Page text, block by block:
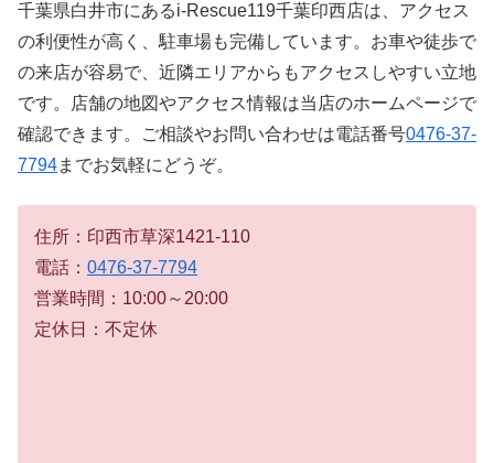
千葉県白井市にあるi-Rescue119千葉印西店は、アクセス
の利便性が高く、駐車場も完備しています。お車や徒歩で
の来店が容易で、近隣エリアからもアクセスしやすい立地
です。店舗の地図やアクセス情報は当店のホームページで
確認できます。ご相談やお問い合わせは電話番号0476-37-
7794までお気軽にどうぞ。
住所：印西市草深1421-110
電話： 0476-37-7794
営業時間：10:00～20:00
定休日：不定休